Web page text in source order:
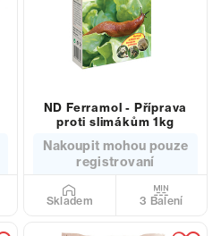
ND Ferramol - Příprava
proti slimákům 1kg
Nakoupit mohou pouze
registrovaní
Skladem 3 Balení